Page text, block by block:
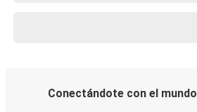
Conectándote con el mundo